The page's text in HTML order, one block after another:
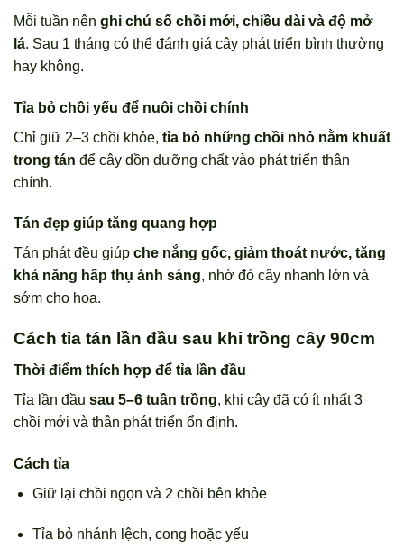
Mỗi tuần nên ghi chú số chồi mới, chiều dài và độ mở
lá. Sau 1 tháng có thể đánh giá cây phát triển bình thường
hay không.
Tỉa bỏ chồi yếu để nuôi chồi chính
Chỉ giữ 2–3 chồi khỏe, tỉa bỏ những chồi nhỏ nằm khuất
trong tán để cây dồn dưỡng chất vào phát triển thân
chính.
Tán đẹp giúp tăng quang hợp
Tán phát đều giúp che nắng gốc, giảm thoát nước, tăng
khả năng hấp thụ ánh sáng, nhờ đó cây nhanh lớn và
sớm cho hoa.
Cách tỉa tán lần đầu sau khi trồng cây 90cm
Thời điểm thích hợp để tỉa lần đầu
Tỉa lần đầu sau 5–6 tuần trồng, khi cây đã có ít nhất 3
chồi mới và thân phát triển ổn định.
Cách tỉa
Giữ lại chồi ngọn và 2 chồi bên khỏe
Tỉa bỏ nhánh lệch, cong hoặc yếu